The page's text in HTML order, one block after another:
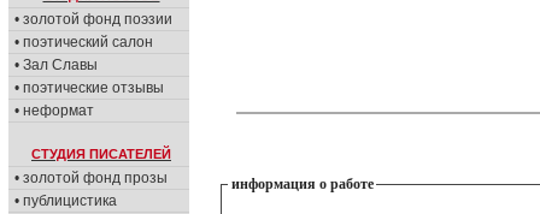
• золотой фонд поэзии
• поэтический салон
• Зал Славы
• поэтические отзывы
• неформат
СТУДИЯ ПИСАТЕЛЕЙ
• золотой фонд прозы
• публицистика
информация о работе